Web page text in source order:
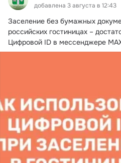
добавлена 3 августа в 12:43
Заселение без бумажных
российских гостиницах –
Цифровой ID в мессенджере